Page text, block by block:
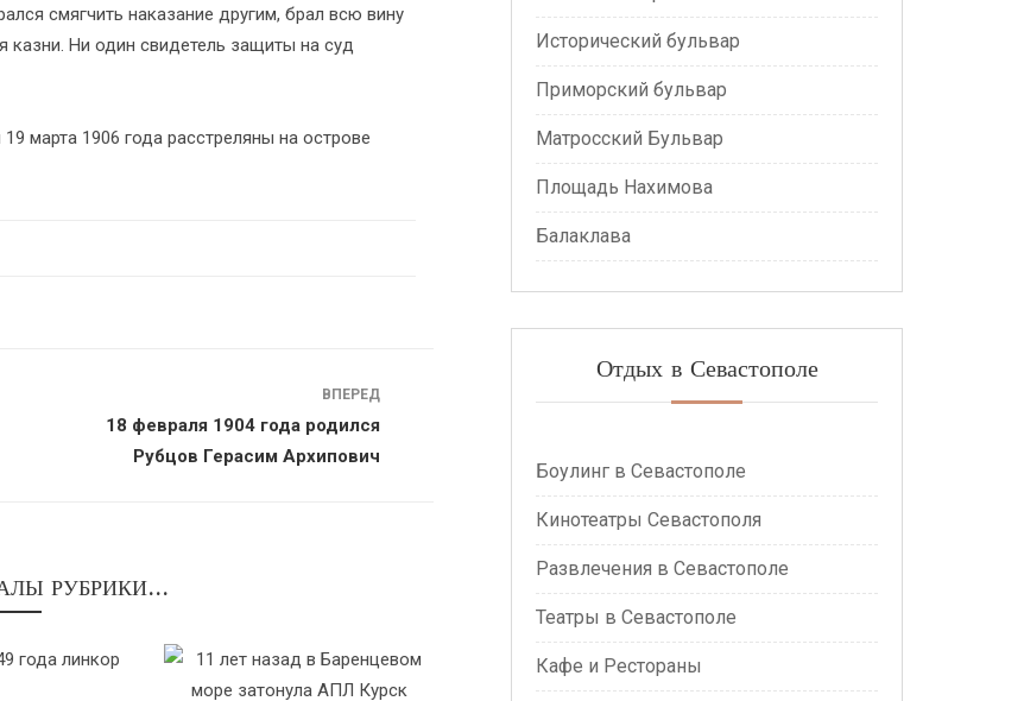
смягчить наказание другим, брал всю вину
казни. Ни один свидетель защиты на суд
марта 1906 года расстреляны на острове
ВПЕРЕД
18 февраля 1904 года родился
Рубцов Герасим Архипович
РУБРИКИ...
Исторический бульвар
Приморский бульвар
Матросский Бульвар
Площадь Нахимова
Балаклава
Отдых в Севастополе
Боулинг в Севастополе
Кинотеатры Севастополя
Развлечения в Севастополе
Театры в Севастополе
Кафе и Рестораны